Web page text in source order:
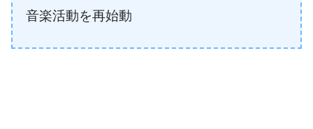
音楽活動を再始動